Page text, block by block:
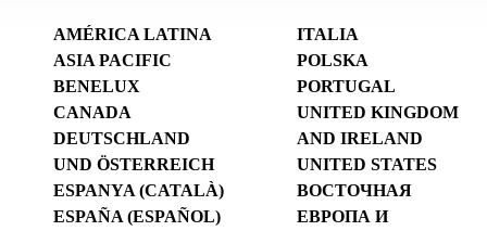
AMÉRICA LATINA
ASIA PACIFIC
BENELUX
CANADA
DEUTSCHLAND
UND ÖSTERREICH
ESPANYA (CATALÀ)
ESPAÑA (ESPAÑOL)
ITALIA
POLSKA
PORTUGAL
UNITED KINGDOM
AND IRELAND
UNITED STATES
ВОСТОЧНАЯ
ЕВРОПА И